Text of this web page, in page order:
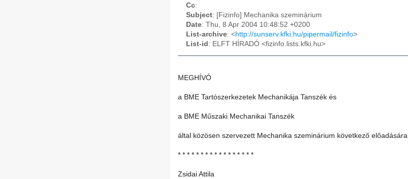
Cc:
Subject: [Fizinfo] Mechanika szeminárium
Date: Thu, 8 Apr 2004 10:48:52 +0200
List-archive: <http://sunserv.kfki.hu/pipermail/fizinfo>
List-id : ELFT HÍRADÓ <fizinfo.lists.kfki.hu>
MEGHÍVÓ
a BME Tartószerkezetek Mechanikája Tanszék és
a BME Műszaki Mechanikai Tanszék
által közösen szervezett Mechanika szeminárium következő előadására
* * * * * * * * * * * * * * * * *
Zsidai Attila